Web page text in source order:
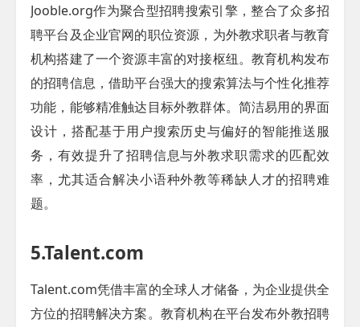
Jooble.org作为聚合型招聘搜索引擎，整合了众多招
聘平台及企业官网的职位资源，为外教求职者与教育
机构搭建了一个资源丰富的对接枢纽。教育机构发布
的招聘信息，借助平台强大的搜索算法与个性化推荐
功能，能够精准触达目标外教群体。简洁易用的界面
设计，搭配基于用户搜索历史与偏好的智能推送服
务，有效提升了招聘信息与外教求职需求的匹配效
率，尤其适合解决小语种外教等稀缺人才的招聘难
题。
5.Talent.com
Talent.com凭借丰富的全球人才储备，为企业提供全
方位的招聘解决方案。教育机构在平台发布外教招聘